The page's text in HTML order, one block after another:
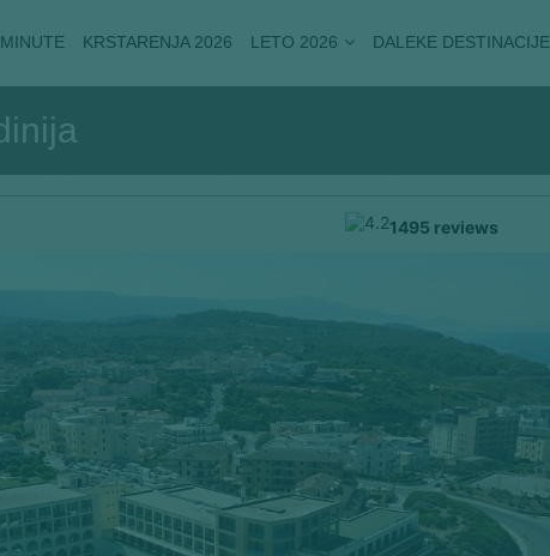
KRSTARENJA 2026 LETO 2026 DALEKE DESTINACIJE